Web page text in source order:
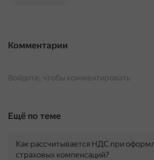
Комментарии
Войдите, чтобы комментировать
Ещё по теме
Как рассчитывается НДС при
страховых компенсаций?